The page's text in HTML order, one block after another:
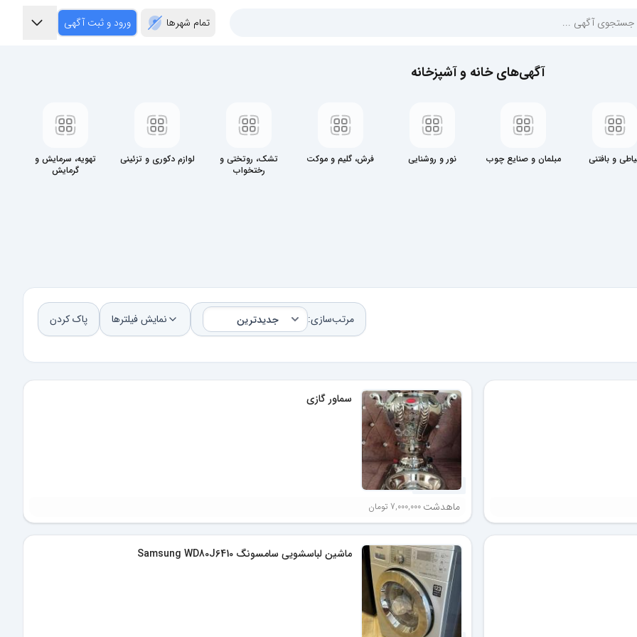
تمام شهر‌ها ورود و ثبت آگهی
آگهی‌های خانه و آشپزخانه
و بافتنی مبلمان و صنایع چوب نور و روشنایی فرش، گلیم و موکت
تشک، روتختی و
رختخواب
لوازم دکوری و تزئینی
تهویه، سرمایش و
گرمایش
مرتب‌سازی: نمایش فیلترها پاک کردن
5 ماه پیش
سماور گازی
ماهدشت 7,000,000 تومان
ماشین لباسشویی سامسونگ Samsung WD80J6410